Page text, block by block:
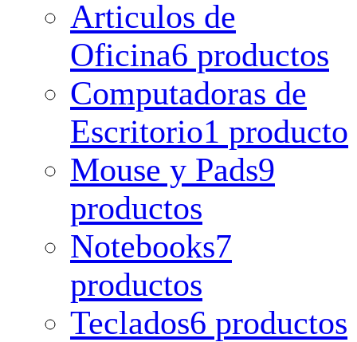
Articulos de
Oficina6 productos
Computadoras de
Escritorio1 producto
Mouse y Pads9
productos
Notebooks7
productos
Teclados6 productos